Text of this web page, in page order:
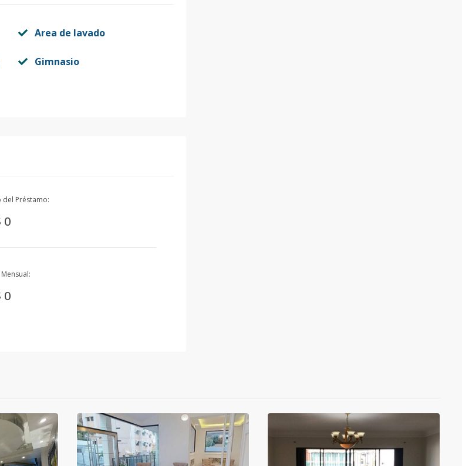
Area de lavado
Gimnasio
del Préstamo:
0
0